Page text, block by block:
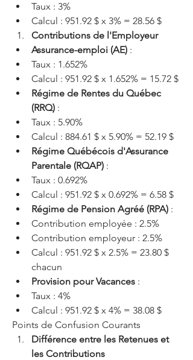
Taux : 3%
Calcul : 951.92 $ x 3% = 28.56 $
Contributions de l'Employeur
Assurance-emploi (AE) :
Taux : 1.652%
Calcul : 951.92 $ x 1.652% = 15.72 $
Régime de Rentes du Québec
(RRQ) :
Taux : 5.90%
Calcul : 884.61 $ x 5.90% = 52.19 $
Régime Québécois d'Assurance
Parentale (RQAP) :
Taux : 0.692%
Calcul : 951.92 $ x 0.692% = 6.58 $
Régime de Pension Agréé (RPA) :
Contribution employée : 2.5%
Contribution employeur : 2.5%
Calcul : 951.92 $ x 2.5% = 23.80 $
chacun
Provision pour Vacances :
Taux : 4%
Calcul : 951.92 $ x 4% = 38.08 $
Points de Confusion Courants
Différence entre les Retenues et
les Contributions